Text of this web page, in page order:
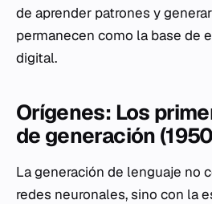
de aprender patrones y
permanecen como la base de
digital.
Orígenes: Los
de generación
La generación de lenguaje no
redes neuronales, sino con la